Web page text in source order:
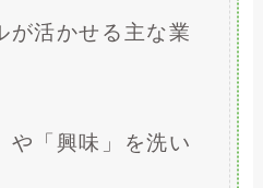
活かせる主な業
「興味」を洗い